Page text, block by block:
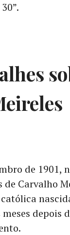
de 1901,
de Carvalho
depois